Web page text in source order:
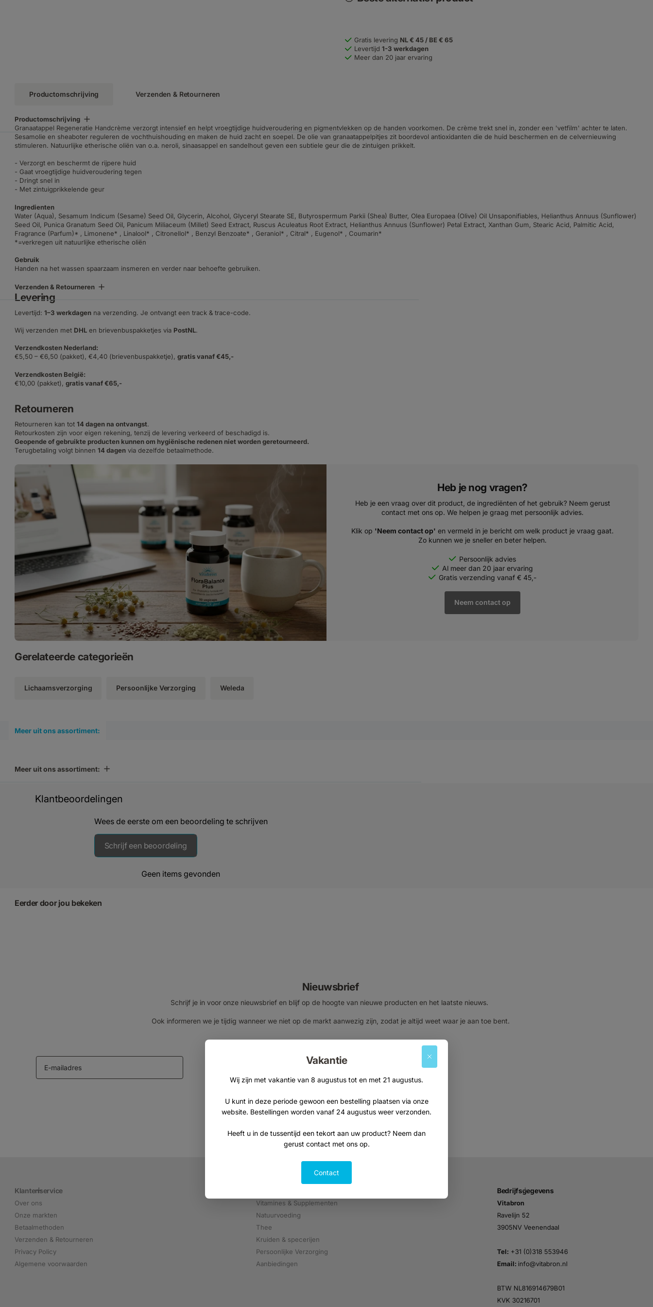
Vakantie
Wij zijn met vakantie van 8 augustus tot en met 21 augustus.
U kunt in deze periode gewoon een bestelling plaatsen via onze
website. Bestellingen worden vanaf 24 augustus weer verzonden.
Heeft u in de tussentijd een tekort aan uw product? Neem dan
gerust contact met ons op.
Contact
Gratis levering NL € 45 / BE € 65
Levertijd1-3 werkdagen
Meer dan 20 jaar ervaring
Productomschrijving Verzenden & Retourneren
Productomschrijving
Granaatappel Regeneratie Handcrème verzorgt intensief en helpt vroegtijdige huidveroudering en pigmentvlekken op de handen voorkomen. De crème trekt snel in, zonder een 'vetfilm' achter te laten.
Sesamolie en sheaboter reguleren de vochthuishouding en maken de huid zacht en soepel. De olie van granaatappelpitjes zit boordevol antioxidanten die de huid beschermen en de celvernieuwing
stimuleren. Natuurlijke etherische oliën van o.a. neroli, sinaasappel en sandelhout geven een subtiele geur die de zintuigen prikkelt.
- Verzorgt en beschermt de rijpere huid
- Gaat vroegtijdige huidveroudering tegen
- Dringt snel in
- Met zintuigprikkelende geur
Ingredienten
Water (Aqua), Sesamum Indicum (Sesame) Seed Oil, Glycerin, Alcohol, Glyceryl Stearate SE, Butyrospermum Parkii (Shea) Butter, Olea Europaea (Olive) Oil Unsaponifiables, Helianthus Annuus (Sunflower)
Seed Oil, Punica Granatum Seed Oil, Panicum Miliaceum (Millet) Seed Extract, Ruscus Aculeatus Root Extract, Helianthus Annuus (Sunflower) Petal Extract, Xanthan Gum, Stearic Acid, Palmitic Acid,
Fragrance (Parfum)* , Limonene* , Linalool* , Citronellol* , Benzyl Benzoate* , Geraniol* , Citral* , Eugenol* , Coumarin*
*=verkregen uit natuurlijke etherische oliën
Gebruik
Handen na het wassen spaarzaam insmeren en verder naar behoefte gebruiken.
Verzenden & Retourneren
Levering
Levertijd: 1–3 werkdagen na verzending. Je ontvangt een track & trace-code.
Wij verzenden met DHL en brievenbuspakketjes via PostNL.
Verzendkosten Nederland:
€5,50 – €6,50 (pakket), €4,40 (brievenbuspakketje), gratis vanaf €45,-
Verzendkosten België:
€10,00 (pakket), gratis vanaf €65,-
Retourneren
Retourneren kan tot 14 dagen na ontvangst.
Retourkosten zijn voor eigen rekening, tenzij de levering verkeerd of beschadigd is.
Geopende of gebruikte producten kunnen om hygiënische redenen niet worden geretourneerd.
Terugbetaling volgt binnen 14 dagen via dezelfde betaalmethode.
Heb je nog vragen?
Heb je een vraag over dit product, de ingrediënten of het gebruik? Neem gerust
contact met ons op. We helpen je graag met persoonlijk advies.
Klik op 'Neem contact op' en vermeld in je bericht om welk product je vraag gaat.
Zo kunnen we je sneller en beter helpen.
Persoonlijk advies
Al meer dan 20 jaar ervaring
Gratis verzending vanaf € 45,-
Neem contact op
Gerelateerde categorieën
Lichaamsverzorging Persoonlijke Verzorging Weleda
Meer uit ons assortiment:
Meer uit ons assortiment:
Klantbeoordelingen
Wees de eerste om een beoordeling te schrijven
Schrijf een beoordeling
Geen items gevonden
Eerder door jou bekeken
Nieuwsbrief
Schrijf je in voor onze nieuwsbrief en blijf op de hoogte van nieuwe producten en het laatste nieuws.
Ook informeren we je tijdig wanneer we niet op de markt aanwezig zijn, zodat je altijd weet waar je aan toe bent.
Aanmelden
Klantenservice
Over ons
Onze markten
Betaalmethoden
Verzenden & Retourneren
Privacy Policy
Algemene voorwaarden
Vitamines & Supplementen
Natuurvoeding
Thee
Kruiden & specerijen
Persoonlijke Verzorging
Aanbiedingen
Bedrijfsgegevens
Vitabron
Ravelijn 52
3905NV Veenendaal
Tel: +31 (0)318 553946
Email: info@vitabron.nl
BTW NL816914679B01
KVK 30216701